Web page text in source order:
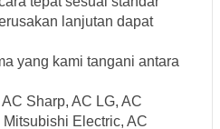
lanjutan dapat
yang kami tangani antara
Sharp, AC LG, AC
Electric, AC